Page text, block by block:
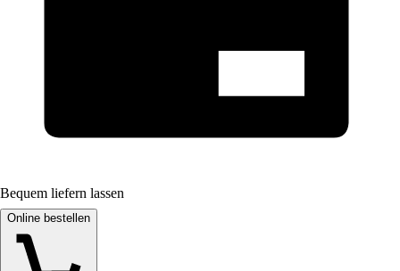
Bequem liefern lassen
Online bestellen